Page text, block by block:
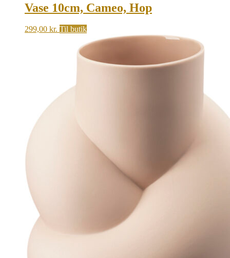
Vase 10cm, Cameo, Hop
299,00 kr. Til butik